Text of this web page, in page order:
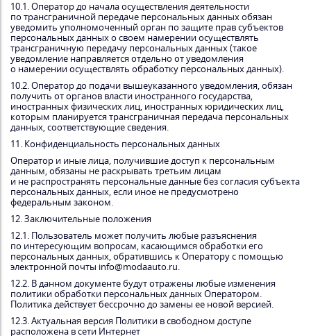
10.1. Оператор до начала осуществления деятельности
по трансграничной передаче персональных данных обязан
уведомить уполномоченный орган по защите прав субъектов
персональных данных о своем намерении осуществлять
трансграничную передачу персональных данных (такое
уведомление направляется отдельно от уведомления
о намерении осуществлять обработку персональных данных).
10.2. Оператор до подачи вышеуказанного уведомления, обязан
получить от органов власти иностранного государства,
иностранных физических лиц, иностранных юридических лиц,
которым планируется трансграничная передача персональных
данных, соответствующие сведения.
11. Конфиденциальность персональных данных
Оператор и иные лица, получившие доступ к персональным
данным, обязаны не раскрывать третьим лицам
и не распространять персональные данные без согласия субъекта
персональных данных, если иное не предусмотрено
федеральным законом.
12. Заключительные положения
12.1. Пользователь может получить любые разъяснения
по интересующим вопросам, касающимся обработки его
персональных данных, обратившись к Оператору с помощью
электронной почты info@modaauto.ru.
12.2. В данном документе будут отражены любые изменения
политики обработки персональных данных Оператором.
Политика действует бессрочно до замены ее новой версией.
12.3. Актуальная версия Политики в свободном доступе
расположена в сети Интернет